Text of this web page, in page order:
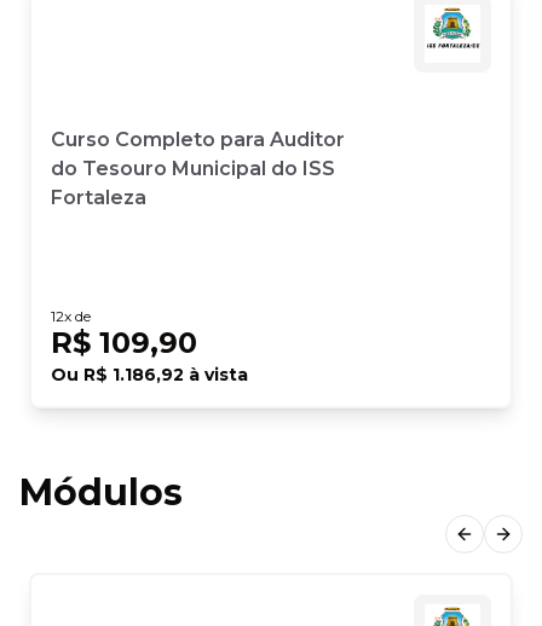
Curso Completo para Auditor
do Tesouro Municipal do ISS
Fortaleza
12x de
R$ 109,90
Ou R$ 1.186,92 à vista
Módulos